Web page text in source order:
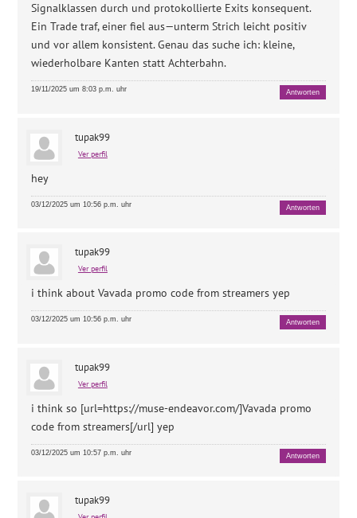
Signalklassen durch und protokollierte Exits konsequent.
Ein Trade traf, einer fiel aus—unterm Strich leicht positiv
und vor allem konsistent. Genau das suche ich: kleine,
wiederholbare Kanten statt Achterbahn.
19/11/2025 um 8:03 p.m. uhr Antworten
tupak99
Ver perfil
hey
03/12/2025 um 10:56 p.m. uhr Antworten
tupak99
Ver perfil
i think aboutVavada promo code from streamers yep
03/12/2025 um 10:56 p.m. uhr Antworten
tupak99
Ver perfil
i think so [url=https://muse-endeavor.com/]Vavada promo
code from streamers[/url] yep
03/12/2025 um 10:57 p.m. uhr Antworten
tupak99